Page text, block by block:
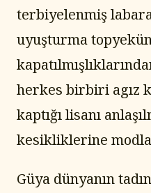
terbiyelenmiş
uyuşturma
herkes birbiri agız
kaptığı lisanı
kesikliklerine
Güya dünyanın